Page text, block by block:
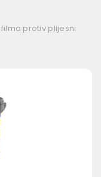
protiv plijesni